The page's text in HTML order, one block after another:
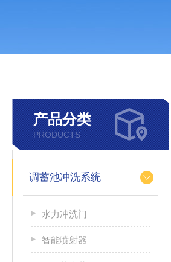
产品分类
PRODUCTS
调蓄池冲洗系统
水力冲洗门
智能喷射器